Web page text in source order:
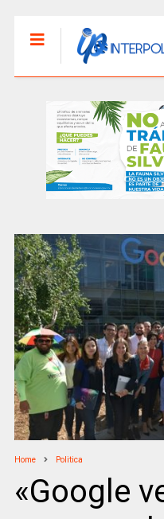
Home Politica
«Google